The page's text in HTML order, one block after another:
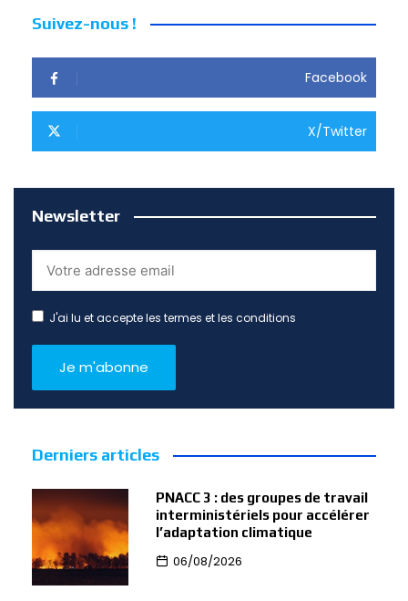
Suivez-nous !
Facebook
X/Twitter
Newsletter
J'ai lu et accepte les termes et les conditions
Derniers articles
PNACC 3 : des groupes de travail
interministériels pour accélérer
l’adaptation climatique
06/08/2026